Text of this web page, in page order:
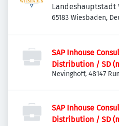
Landeshauptstadt
65183 Wiesbaden,
SAP Inhouse
Distribution / SD
Nevinghoff, 48147
SAP Inhouse
Distribution / SD